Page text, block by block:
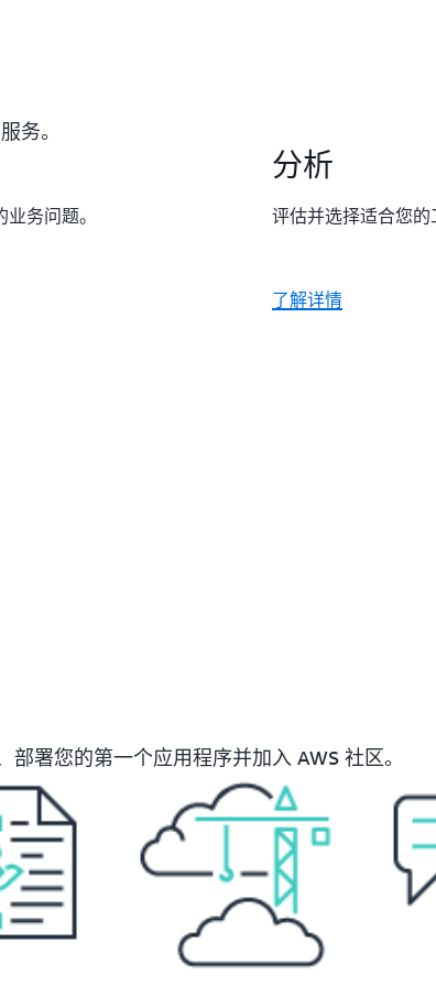
务。
务问题。
分析
评估并选择适合您的
了解详情
署您的第一个应用程序并加入 AWS 社区。